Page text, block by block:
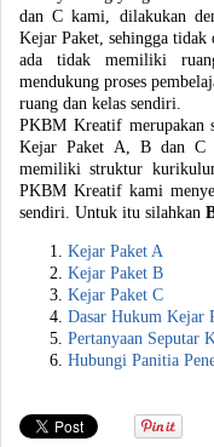
dan C kami, dilakukan
Kejar Paket, sehingga
ada tidak memiliki
mendukung proses
ruang dan kelas sendiri.
PKBM Kreatif merupakan
Kejar Paket A, B dan C
memiliki struktur
PKBM Kreatif kami
sendiri. Untuk itu silahkan
Kejar Paket A
Kejar Paket B
Kejar Paket C
Dasar Hukum Kejar
Pertanyaan Seputar
Hubungi Panitia